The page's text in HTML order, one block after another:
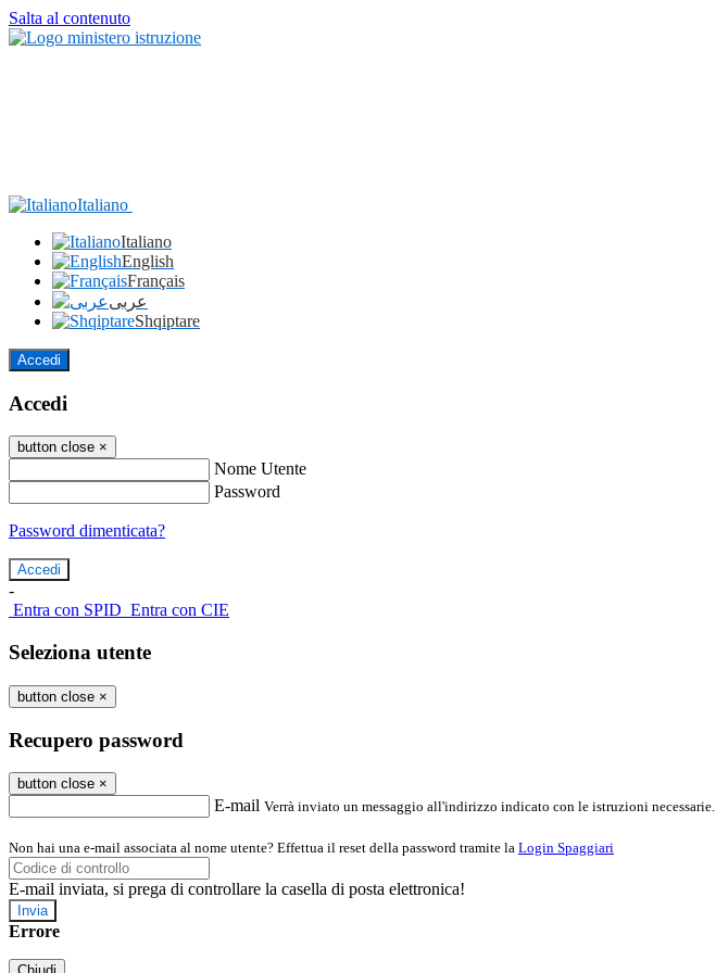
Salta al contenuto
Italiano
Italiano
English
Français
عربى
Shqiptare
Accedi
Accedi
button close ×
Nome Utente
Password
Password dimenticata?
-
Entra con SPID Entra con CIE
Seleziona utente
button close ×
Recupero password
button close ×
E-mail Verrà inviato un messaggio all'indirizzo indicato con le istruzioni necessarie.
Non hai una e-mail associata al nome utente? Effettua il reset della password tramite la Login Spaggiari
E-mail inviata, si prega di controllare la casella di posta elettronica!
Errore